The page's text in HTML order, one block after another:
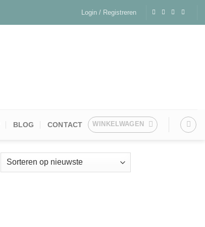
Login / Registreren
BLOG CONTACT WINKELWAGEN